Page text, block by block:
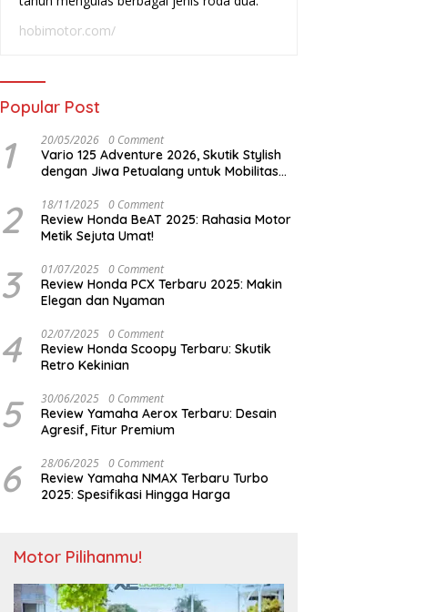
hobimotor.com/
Popular Post
1 20/05/2026 0 Comment
Vario 125 Adventure 2026, Skutik Stylish
dengan Jiwa Petualang untuk Mobilitas
2 18/11/2025 0 Comment
Review Honda BeAT 2025: Rahasia Motor
Metik Sejuta Umat!
3 01/07/2025 0 Comment
Review Honda PCX Terbaru 2025: Makin
Elegan dan Nyaman
4 02/07/2025 0 Comment
Review Honda Scoopy Terbaru: Skutik
Retro Kekinian
5 30/06/2025 0 Comment
Review Yamaha Aerox Terbaru: Desain
Agresif, Fitur Premium
6 28/06/2025 0 Comment
Review Yamaha NMAX Terbaru Turbo
2025: Spesifikasi Hingga Harga
Motor Pilihanmu!